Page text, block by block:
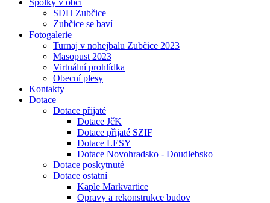
Spolky v obci
SDH Zubčice
Zubčice se baví
Fotogalerie
Turnaj v nohejbalu Zubčice 2023
Masopust 2023
Virtuální prohlídka
Obecní plesy
Kontakty
Dotace
Dotace přijaté
Dotace JčK
Dotace přijaté SZIF
Dotace LESY
Dotace Novohradsko - Doudlebsko
Dotace poskytnuté
Dotace ostatní
Kaple Markvartice
Opravy a rekonstrukce budov